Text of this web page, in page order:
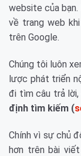
website của
về trang web
trên Google.
Chúng tôi luôn
lược phát triển
đi tìm câu trả lời,
định tìm kiếm (
Chính vì sự chủ
hơn trên bài